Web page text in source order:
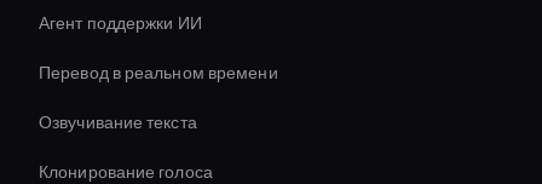
Агент поддержки ИИ
Перевод в реальном времени
Озвучивание текста
Клонирование голоса